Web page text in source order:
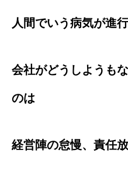
人間でいう病気が進
会社がどうしようも
のは
経営陣の怠慢、責任